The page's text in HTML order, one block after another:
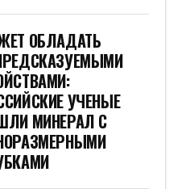
ОБЛАДАТЬ
УЧЕНЫЕ
МИНЕРАЛ С